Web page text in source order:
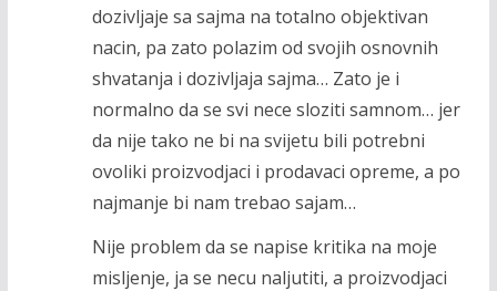
dozivljaje sa sajma na totalno objektivan
nacin, pa zato polazim od svojih osnovnih
shvatanja i dozivljaja sajma… Zato je i
normalno da se svi nece sloziti samnom… jer
da nije tako ne bi na svijetu bili potrebni
ovoliki proizvodjaci i prodavaci opreme, a po
najmanje bi nam trebao sajam…
Nije problem da se napise kritika na moje
misljenje, ja se necu naljutiti, a proizvodjaci